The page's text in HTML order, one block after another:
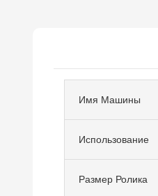
Имя Машины
Использование
Размер Ролика